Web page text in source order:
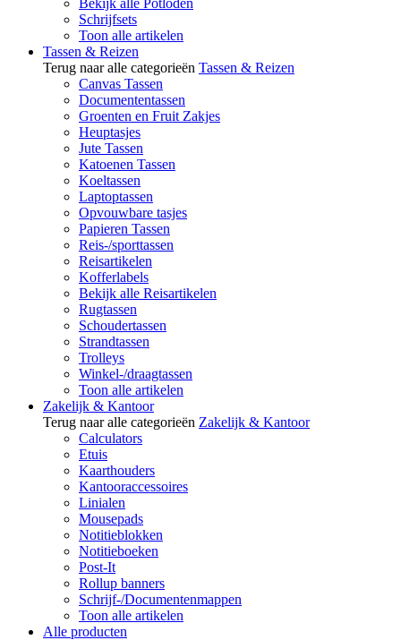
Bekijk alle Potloden
Schrijfsets
Toon alle artikelen
Tassen & Reizen
Terug naar alle categorieën Tassen & Reizen
Canvas Tassen
Documententassen
Groenten en Fruit Zakjes
Heuptasjes
Jute Tassen
Katoenen Tassen
Koeltassen
Laptoptassen
Opvouwbare tasjes
Papieren Tassen
Reis-/sporttassen
Reisartikelen
Kofferlabels
Bekijk alle Reisartikelen
Rugtassen
Schoudertassen
Strandtassen
Trolleys
Winkel-/draagtassen
Toon alle artikelen
Zakelijk & Kantoor
Terug naar alle categorieën Zakelijk & Kantoor
Calculators
Etuis
Kaarthouders
Kantooraccessoires
Linialen
Mousepads
Notitieblokken
Notitieboeken
Post-It
Rollup banners
Schrijf-/Documentenmappen
Toon alle artikelen
Alle producten